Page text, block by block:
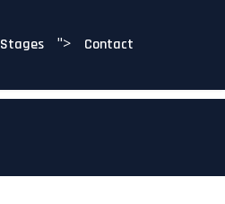
Stages "> Contact